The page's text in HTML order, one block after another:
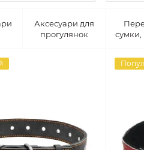
Аксесуари для
прогулянок